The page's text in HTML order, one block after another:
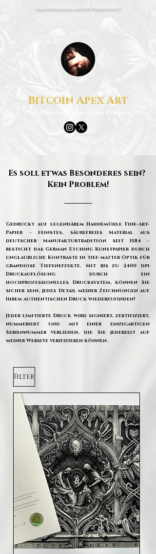
Bitcoin Apex Art
Gratisversand ab 150€ Warenwert!
Es soll etwas Besonderes sein?
Kein Problem!
Gedruckt auf legendärem Hahnemühle Fine-Art-
Papier – feinstes, säurefreies Material aus
deutscher Manufakturtradition seit 1584 –
besticht das German Etching Kunstpapier durch
unglaubliche Kontraste in tief-matter Optik für
grandiose Tiefeneffekte. Mit bis zu 2400 dpi
Druckauflösung durch ein
hochprofessionelles Drucksystem, können Sie
sicher sein, jedes Detail meiner Zeichnungen auf
Ihrem authentischen Druck wiederzufinden!
Jeder limitierte Druck wird signiert, zertifiziert,
nummeriert und mit einer einzigartigen
Seriennummer verliehen, die Sie jederzeit auf
meiner Website verifizieren können.
Filter